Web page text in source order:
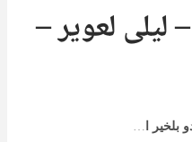
لعوير –
المشرف العام